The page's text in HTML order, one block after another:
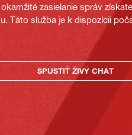
zasielanie správ
Táto služba je k dispozícii
SPUSTIŤ ŽIVÝ CHAT